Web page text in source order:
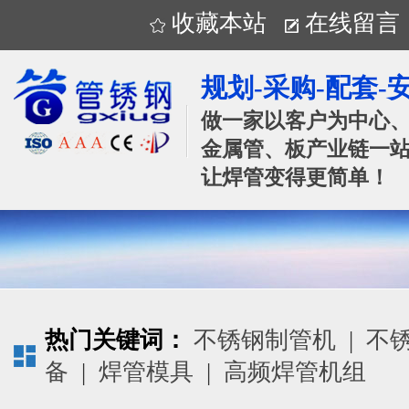
收藏本站 在线留言
规划-采购-配套-
做一家以客户为中心
金属管、板产业链一
让焊管变得更简单！
热门关键词： 不锈钢制管机 | 不
备 | 焊管模具 | 高频焊管机组